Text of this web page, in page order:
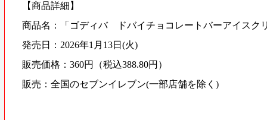
【商品詳細】
商品名：「ゴディバ ドバイチョコレートバーアイスク
発売日：2026年1月13日(火)
販売価格：360円（税込388.80円）
販売：全国のセブンイレブン(一部店舗を除く)